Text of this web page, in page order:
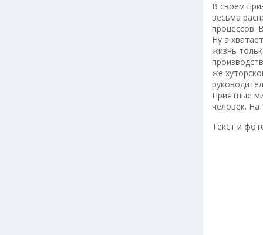
В своем
весьма
процессов.
Ну а
жизнь
же
Приятные
человек. На
Текст и